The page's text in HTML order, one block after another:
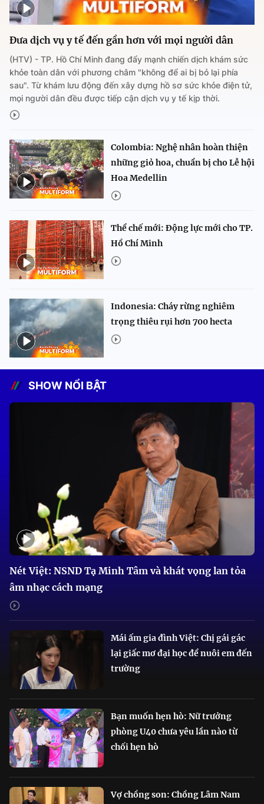
Đưa dịch vụ y tế đến gần hơn với mọi người dân
(HTV) - TP. Hồ Chí Minh đang đẩy mạnh chiến dịch khám sức
khỏe toàn dân với phương châm "không để ai bị bỏ lại phía
sau". Từ khám lưu động đến xây dựng hồ sơ sức khỏe điện tử,
mọi người dân đều được tiếp cận dịch vụ y tế kịp thời.
Colombia: Nghệ nhân hoàn thiện
những giỏ hoa, chuẩn bị cho Lễ hội
Hoa Medellin
Thể chế mới: Động lực mới cho TP.
Hồ Chí Minh
Indonesia: Cháy rừng nghiêm
trọng thiêu rụi hơn 700 hecta
SHOW NỔI BẬT
Nét Việt: NSND Tạ Minh Tâm và khát vọng lan tỏa
âm nhạc cách mạng
Mái ấm gia đình Việt: Chị gái gác
lại giấc mơ đại học để nuôi em đến
trường
Bạn muốn hẹn hò: Nữ trưởng
phòng U40 chưa yêu lần nào từ
chối hẹn hò
Vợ chồng son: Chồng Lâm Nam